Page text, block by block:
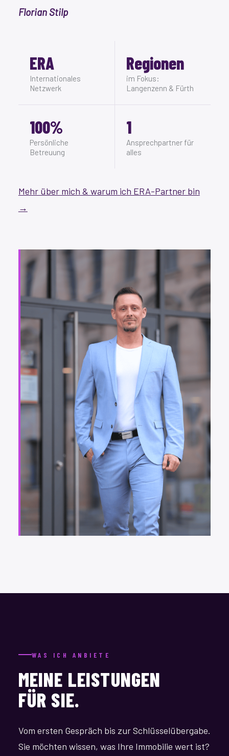
Florian Stilp
ERA
Internationales
Netzwerk
Regionen
im Fokus:
Langenzenn & Fürth
100%
Persönliche
Betreuung
1
Ansprechpartner für
alles
Mehr über mich & warum ich ERA-Partner bin
→
WAS ICH ANBIETE
MEINE LEISTUNGEN
FÜR SIE.
Vom ersten Gespräch bis zur Schlüsselübergabe.
Sie möchten wissen, was Ihre Immobilie wert ist?